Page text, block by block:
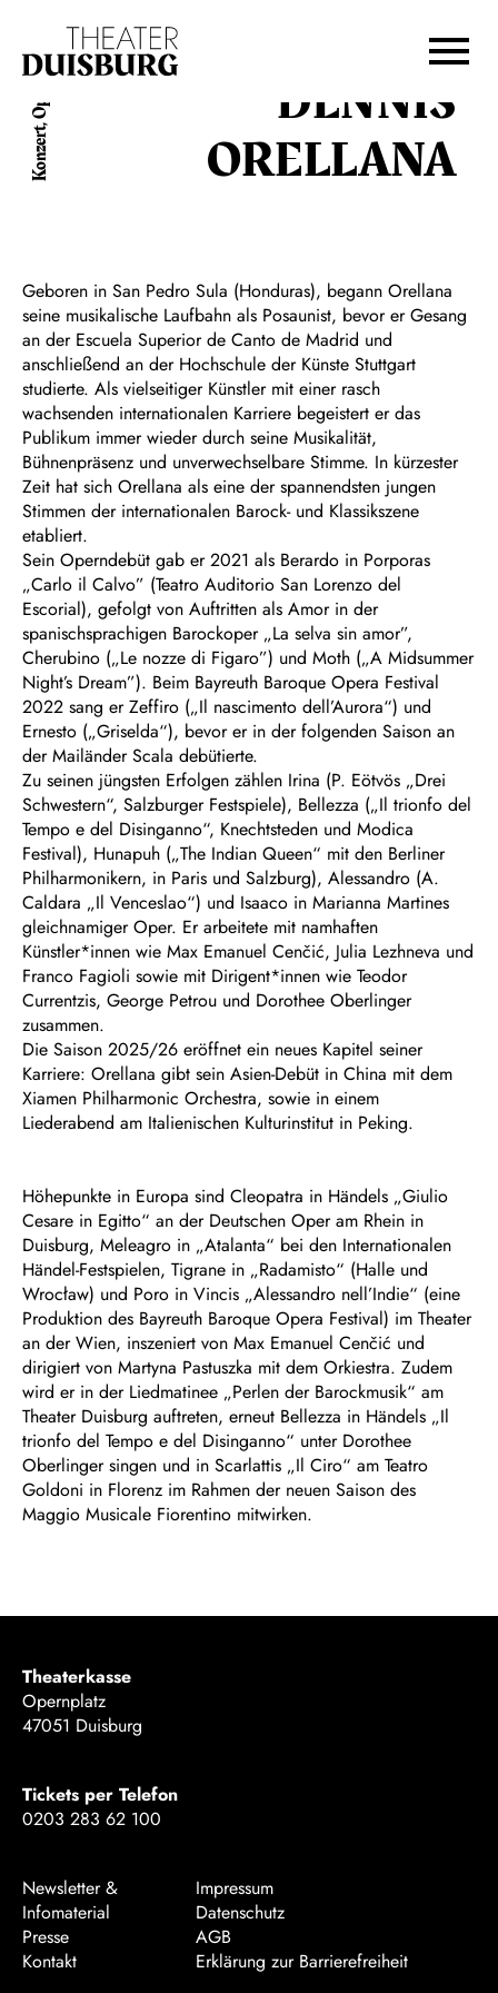
Zur Hauptnavigation springen
Zum Footer springen
Konzert, Oper DENNIS
ORELLANA
Geboren in San Pedro Sula (Honduras), begann Orellana
seine musikalische Laufbahn als Posaunist, bevor er Gesang
an der Escuela Superior de Canto de Madrid und
anschließend an der Hochschule der Künste Stuttgart
studierte. Als vielseitiger Künstler mit einer rasch
wachsenden internationalen Karriere begeistert er das
Publikum immer wieder durch seine Musikalität,
Bühnenpräsenz und unverwechselbare Stimme. In kürzester
Zeit hat sich Orellana als eine der spannendsten jungen
Stimmen der internationalen Barock- und Klassikszene
etabliert.
Sein Operndebüt gab er 2021 als Berardo in Porporas
„Carlo il Calvo” (Teatro Auditorio San Lorenzo del
Escorial), gefolgt von Auftritten als Amor in der
spanischsprachigen Barockoper „La selva sin amor”,
Cherubino („Le nozze di Figaro”) und Moth („A Midsummer
Night’s Dream”). Beim Bayreuth Baroque Opera Festival
2022 sang er Zeffiro („Il nascimento dell’Aurora“) und
Ernesto („Griselda“), bevor er in der folgenden Saison an
der Mailänder Scala debütierte.
Zu seinen jüngsten Erfolgen zählen Irina (P. Eötvös „Drei
Schwestern“, Salzburger Festspiele), Bellezza („Il trionfo del
Tempo e del Disinganno“, Knechtsteden und Modica
Festival), Hunapuh („The Indian Queen“ mit den Berliner
Philharmonikern, in Paris und Salzburg), Alessandro (A.
Caldara „Il Venceslao“) und Isaaco in Marianna Martines
gleichnamiger Oper. Er arbeitete mit namhaften
Künstler*innen wie Max Emanuel Cenčić, Julia Lezhneva und
Franco Fagioli sowie mit Dirigent*innen wie Teodor
Currentzis, George Petrou und Dorothee Oberlinger
zusammen.
Die Saison 2025/26 eröffnet ein neues Kapitel seiner
Karriere: Orellana gibt sein Asien-Debüt in China mit dem
Xiamen Philharmonic Orchestra, sowie in einem
Liederabend am Italienischen Kulturinstitut in Peking.
Höhepunkte in Europa sind Cleopatra in Händels „Giulio
Cesare in Egitto“ an der Deutschen Oper am Rhein in
Duisburg, Meleagro in „Atalanta“ bei den Internationalen
Händel-Festspielen, Tigrane in „Radamisto“ (Halle und
Wrocław) und Poro in Vincis „Alessandro nell’Indie“ (eine
Produktion des Bayreuth Baroque Opera Festival) im Theater
an der Wien, inszeniert von Max Emanuel Cenčić und
dirigiert von Martyna Pastuszka mit dem Orkiestra. Zudem
wird er in der Liedmatinee „Perlen der Barockmusik“ am
Theater Duisburg auftreten, erneut Bellezza in Händels „Il
trionfo del Tempo e del Disinganno“ unter Dorothee
Oberlinger singen und in Scarlattis „Il Ciro“ am Teatro
Goldoni in Florenz im Rahmen der neuen Saison des
Maggio Musicale Fiorentino mitwirken.
Theaterkasse
Opernplatz
47051 Duisburg
Tickets per Telefon
0203 283 62 100
Newsletter &
Infomaterial
Presse
Kontakt
Impressum
Datenschutz
AGB
Erklärung zur Barrierefreiheit